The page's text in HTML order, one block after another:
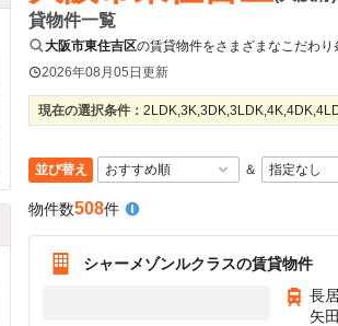
貸物件一覧
大阪市東住吉区の賃貸物件をさまざまなこだわり
2026年08月05日更新
現在の選択条件：
並び替え ＆
物件数508件
シャーメゾンルクラスの賃貸物件
長
矢